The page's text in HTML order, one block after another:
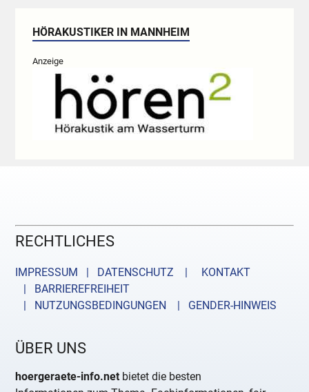
HÖRAKUSTIKER IN MANNHEIM
Anzeige
RECHTLICHES
IMPRESSUM | DATENSCHUTZ |
KONTAKT
| BARRIEREFREIHEIT
| NUTZUNGSBEDINGUNGEN
| GENDER-HINWEIS
ÜBER UNS
hoergeraete-info.net bietet die besten